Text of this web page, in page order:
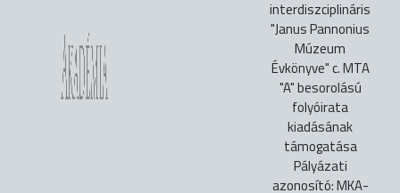
interdiszciplináris
"Janus Pannonius
Múzeum
Évkönyve" c. MTA
"A" besorolású
folyóirata
kiadásának
támogatása
Pályázati
azonosító: MKA-